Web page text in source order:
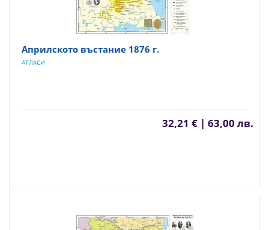
Априлското въстание 1876 г.
АТЛАСИ
32,21 € | 63,00 лв.